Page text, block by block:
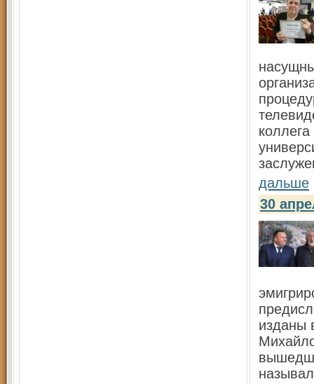
дальше
30
изданы